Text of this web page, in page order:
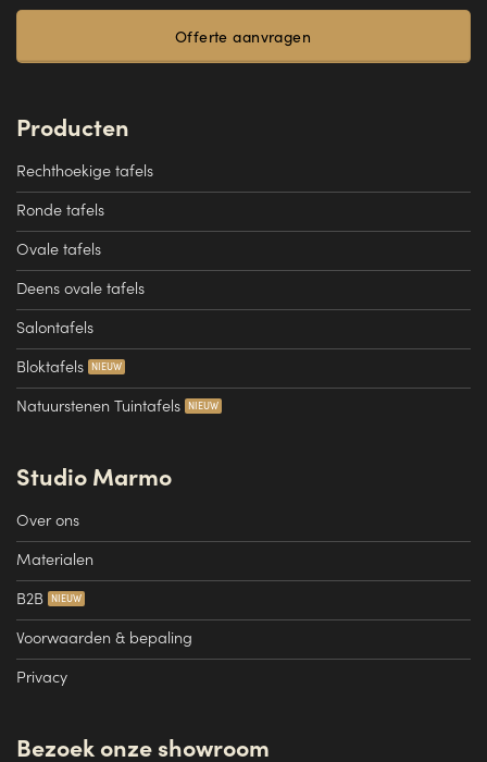
Offerte aanvragen
Producten
Rechthoekige tafels
Ronde tafels
Ovale tafels
Deens ovale tafels
Salontafels
Bloktafels
Natuurstenen Tuintafels
Studio Marmo
Over ons
Materialen
B2B
Voorwaarden & bepaling
Privacy
Bezoek onze showroom